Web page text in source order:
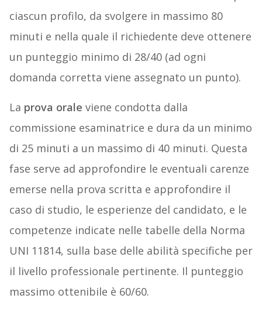
ciascun profilo, da svolgere in massimo 80
minuti e nella quale il richiedente deve ottenere
un punteggio minimo di 28/40 (ad ogni
domanda corretta viene assegnato un punto).
La prova orale viene condotta dalla
commissione esaminatrice e dura da un minimo
di 25 minuti a un massimo di 40 minuti. Questa
fase serve ad approfondire le eventuali carenze
emerse nella prova scritta e approfondire il
caso di studio, le esperienze del candidato, e le
competenze indicate nelle tabelle della Norma
UNI 11814, sulla base delle abilità specifiche per
il livello professionale pertinente. Il punteggio
massimo ottenibile è 60/60.